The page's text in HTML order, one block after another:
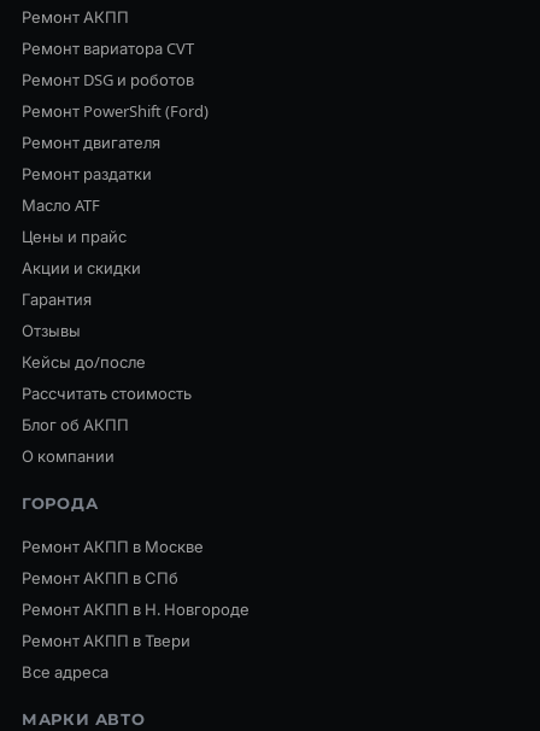
Ремонт АКПП
Ремонт вариатора CVT
Ремонт DSG и роботов
Ремонт PowerShift (Ford)
Ремонт двигателя
Ремонт раздатки
Масло ATF
Цены и прайс
Акции и скидки
Гарантия
Отзывы
Кейсы до/после
Рассчитать стоимость
Блог об АКПП
О компании
ГОРОДА
Ремонт АКПП в Москве
Ремонт АКПП в СПб
Ремонт АКПП в Н. Новгороде
Ремонт АКПП в Твери
Все адреса
МАРКИ АВТО